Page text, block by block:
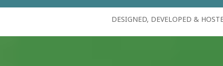
DESIGNED, DEVELOPED &